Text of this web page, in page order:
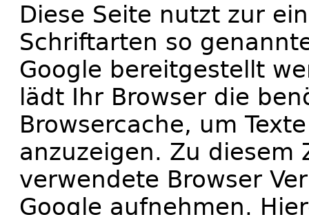
Diese Seite nutzt zur
Schriftarten so
Google bereitgestellt
lädt Ihr Browser die
Browsercache, um
anzuzeigen. Zu diesem
verwendete Browser
Google aufnehmen.